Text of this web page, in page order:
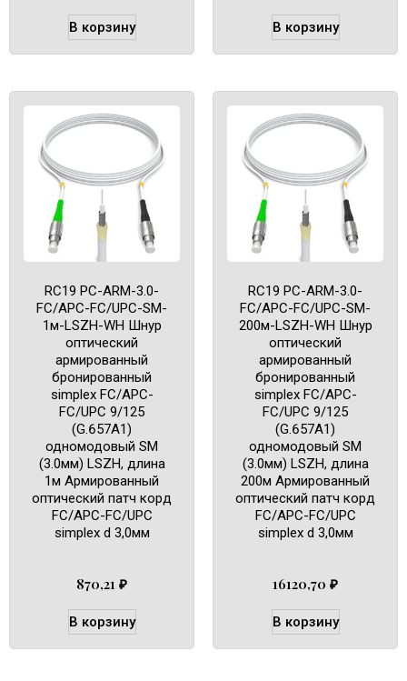
В корзину В корзину
RC19 PC-ARM-3.0-
FC/APC-FC/UPC-SM-
1м-LSZH-WH Шнур
оптический
армированный
бронированный
simplex FC/APC-
FC/UPC 9/125
(G.657A1)
одномодовый SM
(3.0мм) LSZH, длина
1м Армированный
оптический патч корд
FC/APC-FC/UPC
simplex d 3,0мм
870,21 ₽
В корзину
RC19 PC-ARM-3.0-
FC/APC-FC/UPC-SM-
200м-LSZH-WH Шнур
оптический
армированный
бронированный
simplex FC/APC-
FC/UPC 9/125
(G.657A1)
одномодовый SM
(3.0мм) LSZH, длина
200м Армированный
оптический патч корд
FC/APC-FC/UPC
simplex d 3,0мм
16120,70 ₽
В корзину